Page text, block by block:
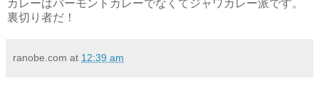
カレーはバーモントカレーでなくてジャワカレー派です。
裏切り者だ！
ranobe.com at 12:39 am